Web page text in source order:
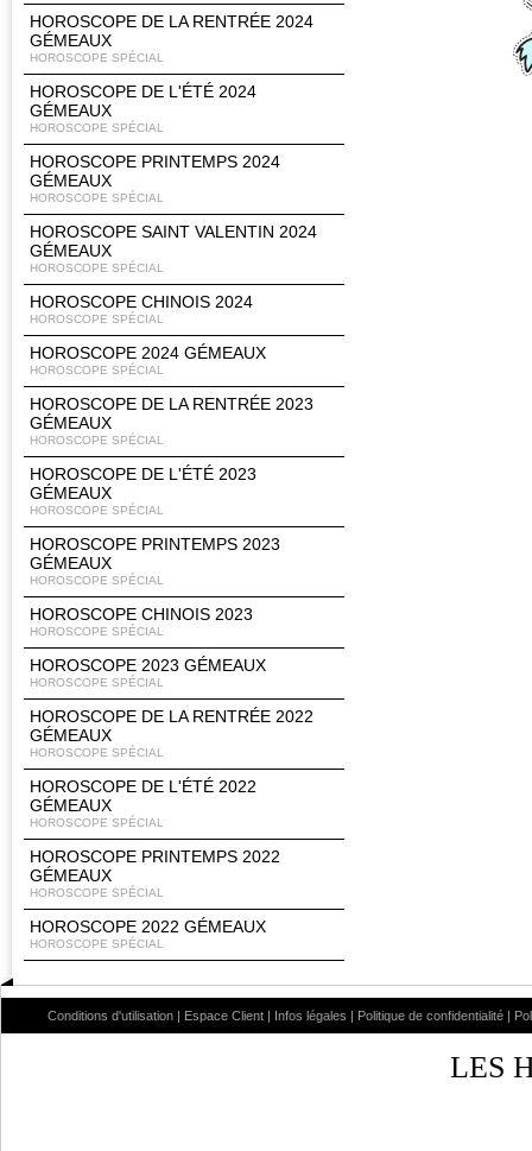
HOROSCOPE DE LA RENTRÉE 2024
GÉMEAUX
HOROSCOPE SPÉCIAL
HOROSCOPE DE L'ÉTÉ 2024
GÉMEAUX
HOROSCOPE SPÉCIAL
HOROSCOPE PRINTEMPS 2024
GÉMEAUX
HOROSCOPE SPÉCIAL
HOROSCOPE SAINT VALENTIN 2024
GÉMEAUX
HOROSCOPE SPÉCIAL
HOROSCOPE CHINOIS 2024
HOROSCOPE SPÉCIAL
HOROSCOPE 2024 GÉMEAUX
HOROSCOPE SPÉCIAL
HOROSCOPE DE LA RENTRÉE 2023
GÉMEAUX
HOROSCOPE SPÉCIAL
HOROSCOPE DE L'ÉTÉ 2023
GÉMEAUX
HOROSCOPE SPÉCIAL
HOROSCOPE PRINTEMPS 2023
GÉMEAUX
HOROSCOPE SPÉCIAL
HOROSCOPE CHINOIS 2023
HOROSCOPE SPÉCIAL
HOROSCOPE 2023 GÉMEAUX
HOROSCOPE SPÉCIAL
HOROSCOPE DE LA RENTRÉE 2022
GÉMEAUX
HOROSCOPE SPÉCIAL
HOROSCOPE DE L'ÉTÉ 2022
GÉMEAUX
HOROSCOPE SPÉCIAL
HOROSCOPE PRINTEMPS 2022
GÉMEAUX
HOROSCOPE SPÉCIAL
HOROSCOPE 2022 GÉMEAUX
HOROSCOPE SPÉCIAL
Conditions d'utilisation | Espace Client | Infos légales | Politique de confidentialité |
LES